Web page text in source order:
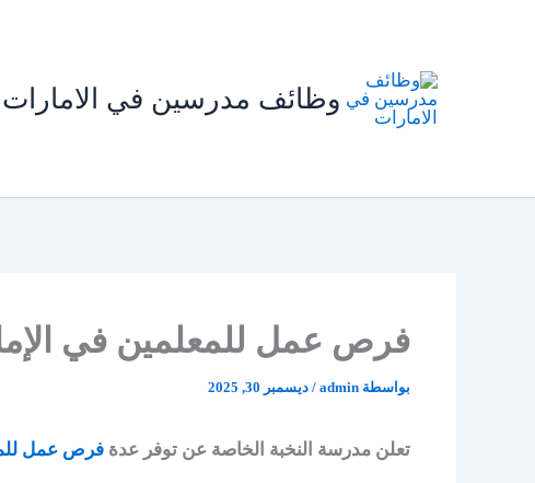
وظائف مدرسين في الامارات
فرص عمل للمعلمين في
بواسطة admin
/ديسمبر 30, 2025
تعلن مدرسة النخبة الخاصة عن توفر عدةفرص عمل